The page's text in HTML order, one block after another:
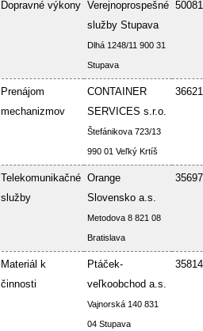
Dopravné výkony Verejnoprospešné
služby Stupava
Dlhá 1248/11 900 31
Stupava
Prenájom
mechanizmov
CONTAINER
SERVICES s.r.o.
Štefánikova 723/13
990 01 Veľký Krtíš
Telekomunikačné
služby
Orange
Slovensko a.s.
Metodova 8 821 08
Bratislava
Materiál k
činnosti
Ptáček-
veľkoobchod a.s.
Vajnorská 140 831
04 Stupava